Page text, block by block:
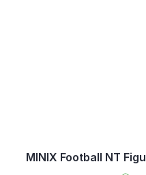
MINIX Football NT